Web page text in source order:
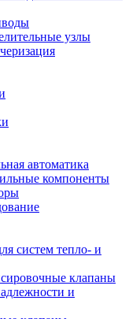
узлы
автоматика
компоненты
систем тепло- и
клапаны
и